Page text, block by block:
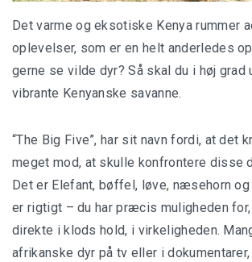
Det varme og eksotiske Kenya rummer
oplevelser, som er en helt anderledes
gerne se vilde dyr? Så skal du i høj grad
vibrante Kenyanske savanne.
“The Big Five”, har sit navn fordi, at det
meget mod, at skulle konfrontere disse
Det er Elefant, bøffel, løve, næsehorn
er rigtigt – du har præcis muligheden
direkte i klods hold, i virkeligheden.
afrikanske dyr på tv eller i dokumentarer,